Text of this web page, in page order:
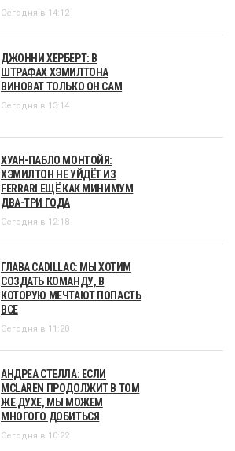
Сегодня в 14:12
ДЖОННИ ХЕРБЕРТ: В
ШТРАФАХ ХЭМИЛТОНА
ВИНОВАТ ТОЛЬКО ОН САМ
Сегодня в 13:14
ХУАН-ПАБЛО МОНТОЙЯ:
ХЭМИЛТОН НЕ УЙДЁТ ИЗ
FERRARI ЕЩЁ КАК МИНИМУМ
ДВА-ТРИ ГОДА
Сегодня в 12:18
ГЛАВА CADILLAC: МЫ ХОТИМ
СОЗДАТЬ КОМАНДУ, В
КОТОРУЮ МЕЧТАЮТ ПОПАСТЬ
ВСЕ
Сегодня в 11:20
АНДРЕА СТЕЛЛА: ЕСЛИ
MCLAREN ПРОДОЛЖИТ В ТОМ
ЖЕ ДУХЕ, МЫ МОЖЕМ
МНОГОГО ДОБИТЬСЯ
Сегодня в 10:22